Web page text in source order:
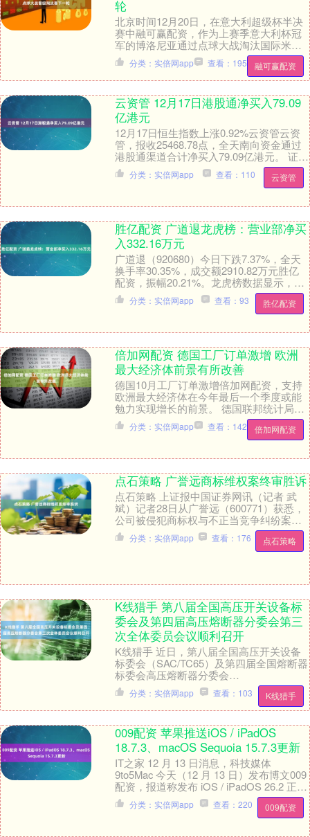
轮
北京时间12月20日，在意大利超级杯半决
赛中融可赢配资，作为上赛季意大利杯冠
军的博洛尼亚通过点球大战淘汰国际米
兰，顺利与那不勒斯会师决赛。 赛后根据
Opta的统....
融可赢配资
分类：实倍网app 查看：195
云资管 12月17日港股通净买入79.09
亿港元
12月17日恒生指数上涨0.92%云资管云资
管，报收25468.78点，全天南向资金通过
港股通渠道合计净买入79.09亿港元。 证券
时报数据宝统计，12月17日....
云资管
分类：实倍网app 查看：110
胜亿配资 广道退龙虎榜：营业部净买
入332.16万元
广道退（920680）今日下跌7.37%，全天
换手率30.35%，成交额2910.82万元胜亿
配资，振幅20.21%。龙虎榜数据显示，营
业部席位合计净买入332....
胜亿配资
分类：实倍网app 查看：93
倍加网配资 德国工厂订单激增 欧洲
最大经济体前景有所改善
德国10月工厂订单激增倍加网配资，支持
欧洲最大经济体在今年最后一个季度或能
勉力实现增长的前景。 德国联邦统计局周
五公布，当月需求环比增长1.5%，9月数
据被大幅....
倍加网配资
分类：实倍网app 查看：142
点石策略 广誉远商标维权案终审胜诉
点石策略 上证报中国证券网讯（记者 武
斌）记者28日从广誉远（600771）获悉，
公司被侵犯商标权与不正当竞争纠纷案于
近日经山西省高级人民法院作出终审判
决，广誉....
点石策略
分类：实倍网app 查看：176
K线猎手 第八届全国高压开关设备标
委会及第四届高压熔断器分委会第三
次全体委员会议顺利召开
K线猎手 近日，第八届全国高压开关设备
标委会（SAC/TC65）及第四届全国熔断器
标委会高压熔断器分委会
（SAC/TC340/SC1）第三次全体委员会议
在山东省....
K线猎手
分类：实倍网app 查看：103
009配资 苹果推送iOS / iPadOS
18.7.3、macOS Sequoia 15.7.3更新
IT之家 12 月 13 日消息，科技媒体
9to5Mac 今天（12 月 13 日）发布博文009
配资，报道称发布 iOS / iPadOS 26.2 正式
版....
009配资
分类：实倍网app 查看：220